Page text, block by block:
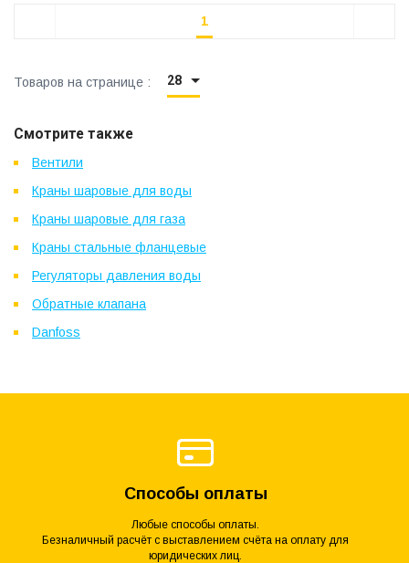
1
Товаров на странице : 28
Смотрите также
Вентили
Краны шаровые для воды
Краны шаровые для газа
Краны стальные фланцевые
Регуляторы давления воды
Обратные клапана
Danfoss
Способы оплаты
Любые способы оплаты.
Безналичный расчёт с выставлением счёта на оплату для
юридических лиц.